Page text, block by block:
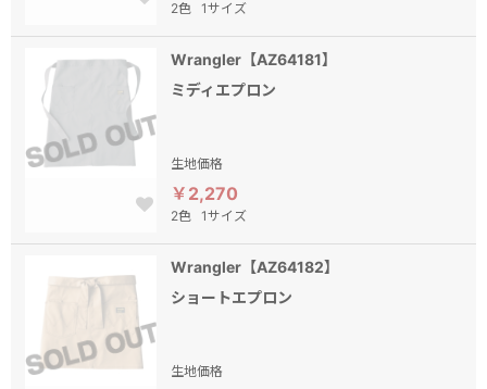
2色 1サイズ
Wrangler【AZ64181】
ミディエプロン
生地価格
￥2,270
2色 1サイズ
Wrangler【AZ64182】
ショートエプロン
生地価格